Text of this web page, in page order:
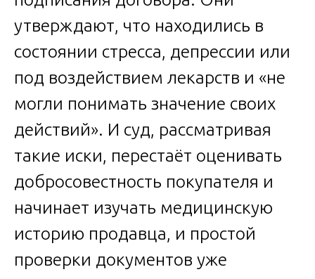
утверждают, что находились в
состоянии стресса, депрессии или
под воздействием лекарств и «не
могли понимать значение своих
действий». И суд, рассматривая
такие иски, перестаёт оценивать
добросовестность покупателя и
начинает изучать медицинскую
историю продавца, и простой
проверки документов уже